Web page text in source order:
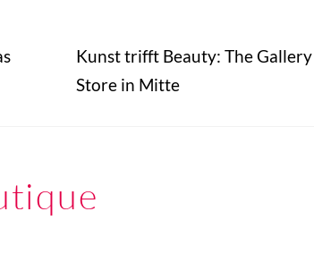
Kunst trifft Beauty: The Gallery
Store in Mitte